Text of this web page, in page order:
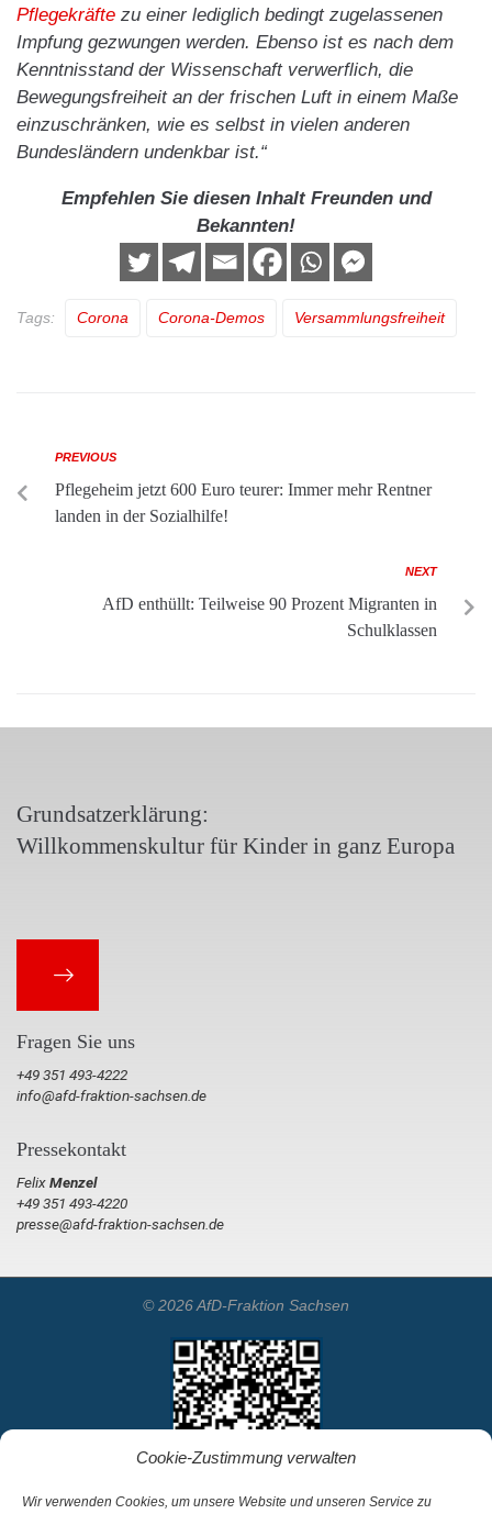
Cookie-Zustimmung verwalten
Wir verwenden Cookies, um unsere Website und unseren Service zu
Pflegekräfte zu einer lediglich bedingt zugelassenen
Impfung gezwungen werden. Ebenso ist es nach dem
Kenntnisstand der Wissenschaft verwerflich, die
Bewegungsfreiheit an der frischen Luft in einem Maße
einzuschränken, wie es selbst in vielen anderen
Bundesländern undenkbar ist.“
Empfehlen Sie diesen Inhalt Freunden und
Bekannten!
Tags: Corona Corona-Demos Versammlungsfreiheit
PREVIOUS
Pflegeheim jetzt 600 Euro teurer: Immer mehr Rentner
landen in der Sozialhilfe!
NEXT
AfD enthüllt: Teilweise 90 Prozent Migranten in
Schulklassen
Grundsatzerklärung:
Willkommenskultur für Kinder in ganz Europa
Fragen Sie uns
+49 351 493-4222
info@afd-fraktion-sachsen.de
Pressekontakt
FelixMenzel
+49 351 493-4220
presse@afd-fraktion-sachsen.de
© 2026 AfD-Fraktion Sachsen